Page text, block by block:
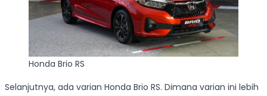
Honda Brio RS
Selanjutnya, ada varian Honda Brio RS. Dimana varian ini lebih